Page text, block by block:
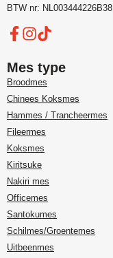
BTW nr: NL003444226B38
Mes type
Broodmes
Chinees Koksmes
Hammes / Trancheermes
Fileermes
Koksmes
Kiritsuke
Nakiri mes
Officemes
Santokumes
Schilmes/Groentemes
Uitbeenmes